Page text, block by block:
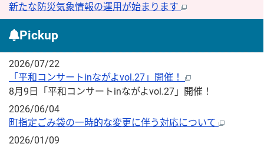
新たな防災気象情報の運用が始まります
Pickup
2026/07/22
「平和コンサートinながよvol.27」開催！
8月9日「平和コンサートinながよvol.27」開催！
2026/06/04
町指定ごみ袋の一時的な変更に伴う対応について
2026/01/09